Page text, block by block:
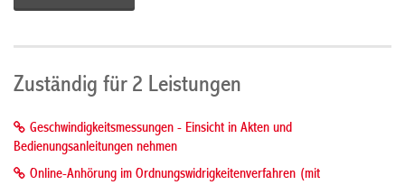
Zuständig für 2 Leistungen
Geschwindigkeitsmessungen - Einsicht in Akten und
Bedienungsanleitungen nehmen
Online-Anhörung im Ordnungswidrigkeitenverfahren (mit